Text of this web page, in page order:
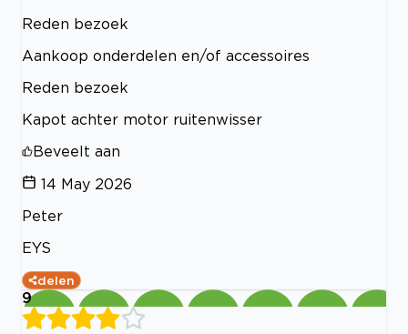
Reden bezoek
Aankoop onderdelen en/of accessoires
Reden bezoek
Kapot achter motor ruitenwisser
Beveelt aan
14 May 2026
Peter
EYS
delen
9